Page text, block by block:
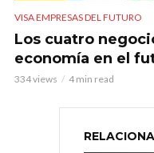
VISA EMPRESAS DEL FUTURO
Los cuatro
economía en el
334 views 4 min read